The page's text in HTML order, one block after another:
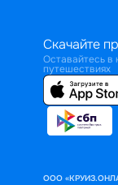
Скачайте
Оставайтесь в
путешествиях
ООО